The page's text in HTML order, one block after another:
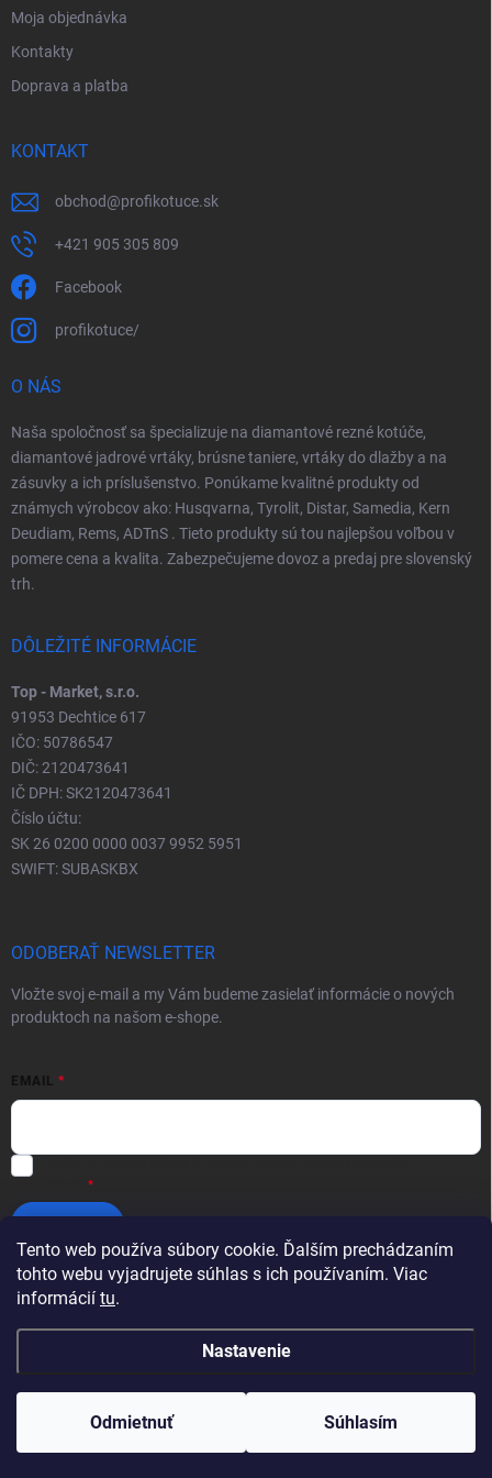
Tento web používa súbory cookie. Ďalším prechádzaním
tohto webu vyjadrujete súhlas s ich používaním. Viac
informácií tu.
Nastavenie
Odmietnuť Súhlasím
Moja objednávka
Kontakty
Doprava a platba
KONTAKT
obchod@profikotuce.sk
+421 905 305 809
Facebook
profikotuce/
O NÁS
Naša spoločnosť sa špecializuje na diamantové rezné kotúče,
diamantové jadrové vrtáky, brúsne taniere, vrtáky do dlažby a na
zásuvky a ich príslušenstvo. Ponúkame kvalitné produkty od
známych výrobcov ako: Husqvarna, Tyrolit, Distar, Samedia, Kern
Deudiam, Rems, ADTnS . Tieto produkty sú tou najlepšou voľbou v
pomere cena a kvalita. Zabezpečujeme dovoz a predaj pre slovenský
trh.
DÔLEŽITÉ INFORMÁCIE
Top - Market, s.r.o.
91953 Dechtice 617
IČO: 50786547
DIČ: 2120473641
IČ DPH: SK2120473641
Číslo účtu:
SK 26 0200 0000 0037 9952 5951
SWIFT: SUBASKBX
ODOBERAŤ NEWSLETTER
Vložte svoj e-mail a my Vám budeme zasielať informácie o nových
produktoch na našom e-shope.
EMAIL
Vytvoril Shoptet
Copyright 2026Profikotúče.sk. Všetky práva vyhradené.Upraviť nastavenie